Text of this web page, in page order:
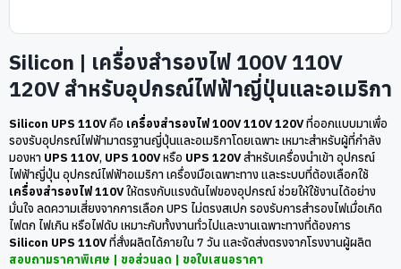
Silicon | เครื่องสำรองไฟ 100V 110V
120V สำหรับอุปกรณ์ไฟฟ้าญี่ปุ่นและอเมริกา
Silicon UPS 110Vคือ เครื่องสำรองไฟ 100V 110V 120Vที่ออกแบบมาเพื่อ
รองรับอุปกรณ์ไฟฟ้ามาตรฐานญี่ปุ่นและอเมริกาโดยเฉพาะ เหมาะสำหรับผู้ที่กำลัง
มองหา UPS 110V, UPS 100Vหรือ UPS 120Vสำหรับเครื่องนำเข้า อุปกรณ์
ไฟฟ้าญี่ปุ่น อุปกรณ์ไฟฟ้าอเมริกา เครื่องมือเฉพาะทาง และระบบที่ต้องเลือกใช้
เครื่องสำรองไฟ 110Vให้ตรงกับแรงดันไฟของอุปกรณ์ ช่วยให้ใช้งานได้อย่าง
มั่นใจ ลดความเสี่ยงจากการเลือก UPS ไม่ตรงสเปก รองรับการสำรองไฟเมื่อเกิด
ไฟตก ไฟเกิน หรือไฟดับ เหมาะกับทั้งงานทั่วไปและงานเฉพาะทางที่ต้องการ
Silicon UPS 110Vที่สั่งผลิตได้ภายใน 7 วัน และจัดส่งตรงจากโรงงานผู้ผลิต
สอบถามราคาพิเศษ | ขอส่วนลด | ขอใบเสนอราคา